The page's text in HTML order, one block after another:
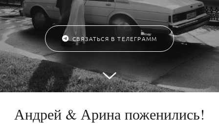
СВЯЗАТЬСЯ В ТЕЛЕГРАММ
Андрей & Арина поженились!